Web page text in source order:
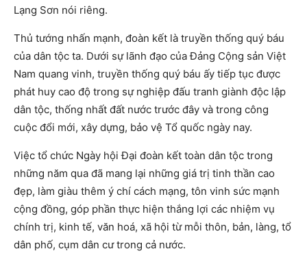
Lạng Sơn nói riêng.
Thủ tướng nhấn mạnh, đoàn kết là truyền thống quý báu
của dân tộc ta. Dưới sự lãnh đạo của Đảng Cộng sản Việt
Nam quang vinh, truyền thống quý báu ấy tiếp tục được
phát huy cao độ trong sự nghiệp đấu tranh giành độc lập
dân tộc, thống nhất đất nước trước đây và trong công
cuộc đổi mới, xây dựng, bảo vệ Tổ quốc ngày nay.
Việc tổ chức Ngày hội Đại đoàn kết toàn dân tộc trong
những năm qua đã mang lại những giá trị tinh thần cao
đẹp, làm giàu thêm ý chí cách mạng, tôn vinh sức mạnh
cộng đồng, góp phần thực hiện thắng lợi các nhiệm vụ
chính trị, kinh tế, văn hoá, xã hội từ mỗi thôn, bản, làng, tổ
dân phố, cụm dân cư trong cả nước.